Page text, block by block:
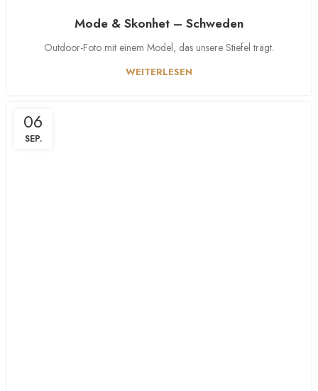
Mode & Skonhet – Schweden
Outdoor-Foto mit einem Model, das unsere Stiefel trägt.
WEITERLESEN
06
SEP.